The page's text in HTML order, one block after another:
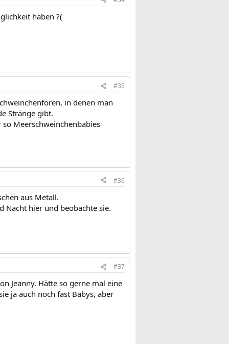
haben ?(
#35
in denen man
Stränge gibt.
Meerschweinchenbabies
#36
aus Metall.
Nacht hier und beobachte sie.
#37
Jeanny. Hätte so gerne mal eine
ja auch noch fast Babys, aber